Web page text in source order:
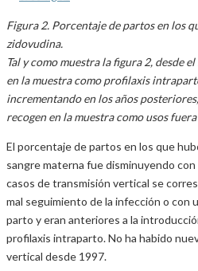
Figura 2. Porcentaje de partos en los
zidovudina.
Tal y como muestra la figura 2, desde
en la muestra como profilaxis
incrementando en los años
recogen en la muestra como usos
El porcentaje de partos en los que
sangre materna fue disminuyendo con
casos de transmisión vertical se
mal seguimiento de la infección o con
parto y eran anteriores a la
profilaxis intraparto. No ha habido
vertical desde 1997.